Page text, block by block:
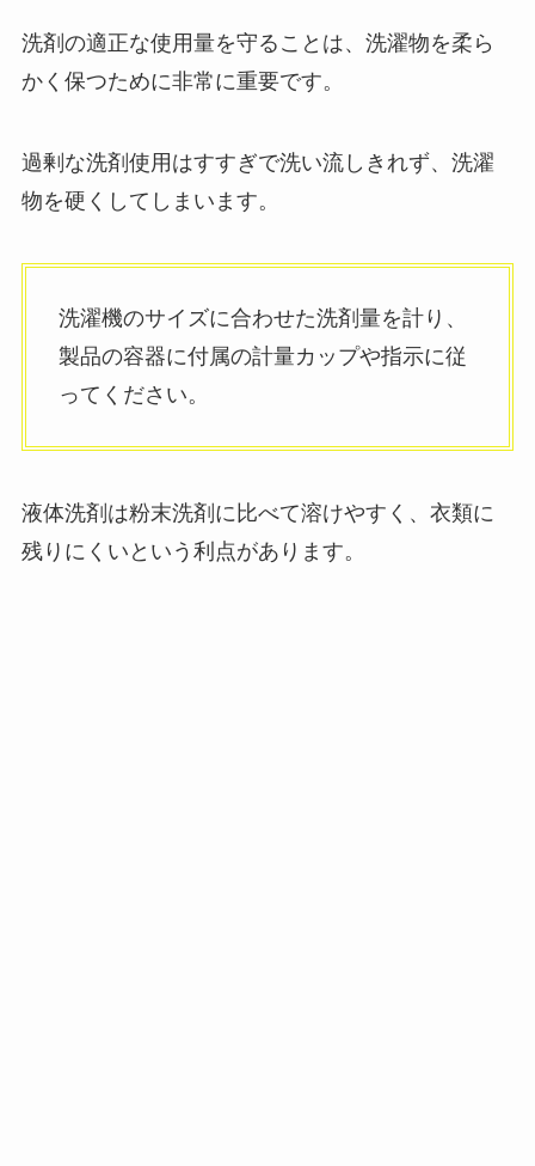
洗剤の適正な使用量を守ることは、洗濯物を柔ら
かく保つために非常に重要です。
過剰な洗剤使用はすすぎで洗い流しきれず、洗濯
物を硬くしてしまいます。
洗濯機のサイズに合わせた洗剤量を計り、
製品の容器に付属の計量カップや指示に従
ってください。
液体洗剤は粉末洗剤に比べて溶けやすく、衣類に
残りにくいという利点があります。